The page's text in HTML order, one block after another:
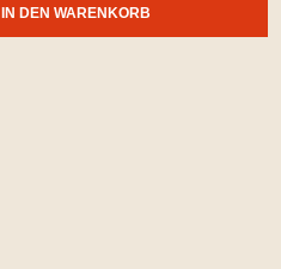
IN DEN WARENKORB